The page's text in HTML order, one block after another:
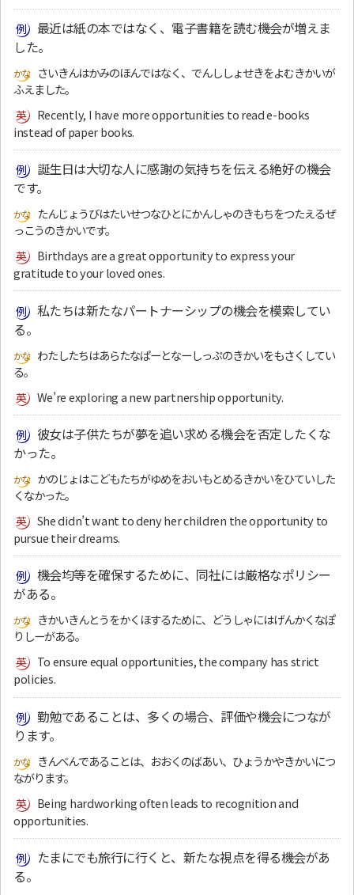
最近は紙の本ではなく、電子書籍を読む機会が増えま
した。
さいきんはかみのほんではなく、でんししょせきをよむきかいが
ふえました。
Recently, I have more opportunities to read e-books
instead of paper books.
誕生日は大切な人に感謝の気持ちを伝える絶好の機会
です。
たんじょうびはたいせつなひとにかんしゃのきもちをつたえるぜ
っこうのきかいです。
Birthdays are a great opportunity to express your
gratitude to your loved ones.
私たちは新たなパートナーシップの機会を模索してい
る。
わたしたちはあらたなぱーとなーしっぷのきかいをもさくしてい
る。
We’re exploring a new partnership opportunity.
彼女は子供たちが夢を追い求める機会を否定したくな
かった。
かのじょはこどもたちがゆめをおいもとめるきかいをひていした
くなかった。
She didn’t want to deny her children the opportunity to
pursue their dreams.
機会均等を確保するために、同社には厳格なポリシー
がある。
きかいきんとうをかくほするために、どうしゃにはげんかくなぽ
りしーがある。
To ensure equal opportunities, the company has strict
policies.
勤勉であることは、多くの場合、評価や機会につなが
ります。
きんべんであることは、おおくのばあい、ひょうかやきかいにつ
ながります。
Being hardworking often leads to recognition and
opportunities.
たまにでも旅行に行くと、新たな視点を得る機会があ
る。